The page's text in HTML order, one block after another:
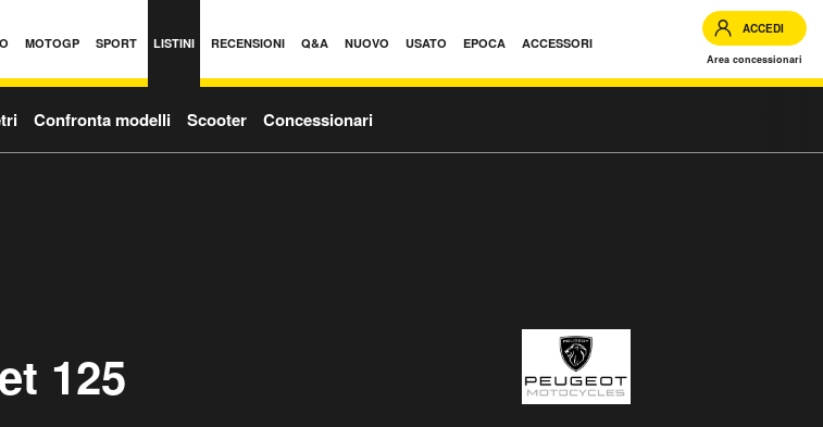
MOTOGP SPORT LISTINI RECENSIONI Q&A NUOVO USATO EPOCA ACCESSORI
ACCEDI
Area concessionari
Confronta modelli Scooter Concessionari
125